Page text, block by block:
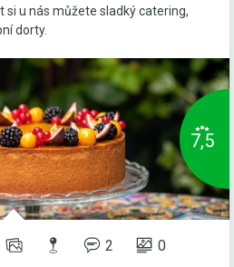
si u nás můžete sladký catering,
dorty.
7,5
2 0